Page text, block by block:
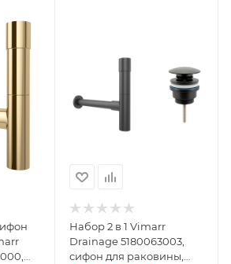
Набор 2 в 1 Vimarr
Drainage 5180063003,
сифон для раковины,